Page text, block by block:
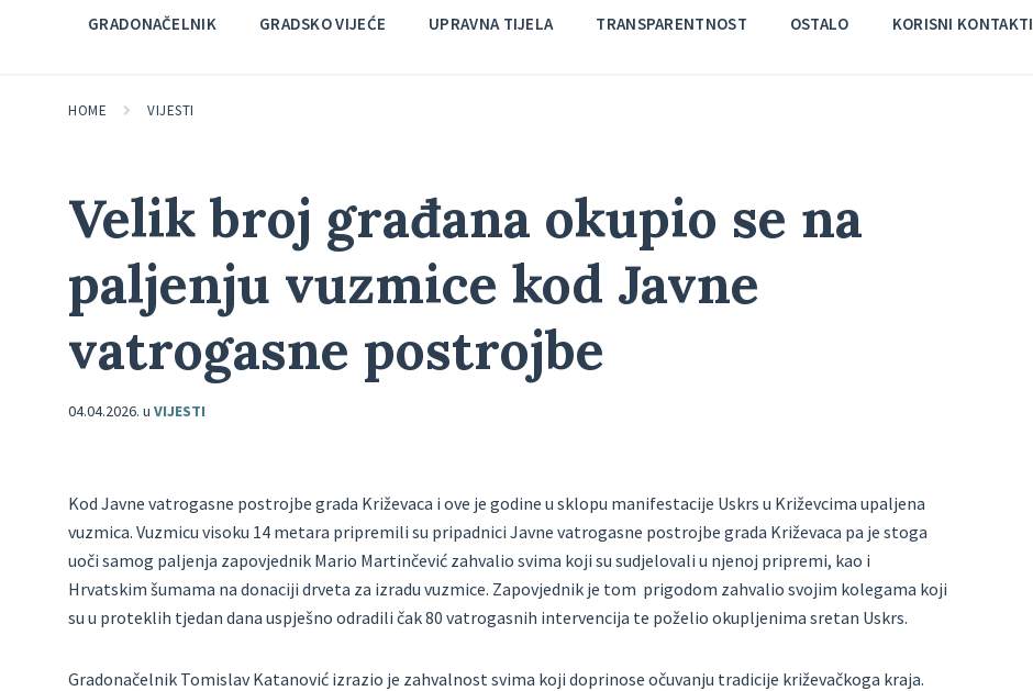
GRADONAČELNIK GRADSKO VIJEĆE UPRAVNA TIJELA TRANSPARENTNOST OSTALO KORISNI KONTAKTI
HOME VIJESTI
Velik broj građana okupio se na
paljenju vuzmice kod Javne
vatrogasne postrojbe
04.04.2026. u VIJESTI
Kod Javne vatrogasne postrojbe grada Križevaca i ove je godine u sklopu manifestacije Uskrs u Križevcima upaljena
vuzmica. Vuzmicu visoku 14 metara pripremili su pripadnici Javne vatrogasne postrojbe grada Križevaca pa je stoga
uoči samog paljenja zapovjednik Mario Martinčević zahvalio svima koji su sudjelovali u njenoj pripremi, kao i
Hrvatskim šumama na donaciji drveta za izradu vuzmice. Zapovjednik je tom prigodom zahvalio svojim kolegama koji
su u proteklih tjedan dana uspješno odradili čak 80 vatrogasnih intervencija te poželio okupljenima sretan Uskrs.
Gradonačelnik Tomislav Katanović izrazio je zahvalnost svima koji doprinose očuvanju tradicije križevačkoga kraja.